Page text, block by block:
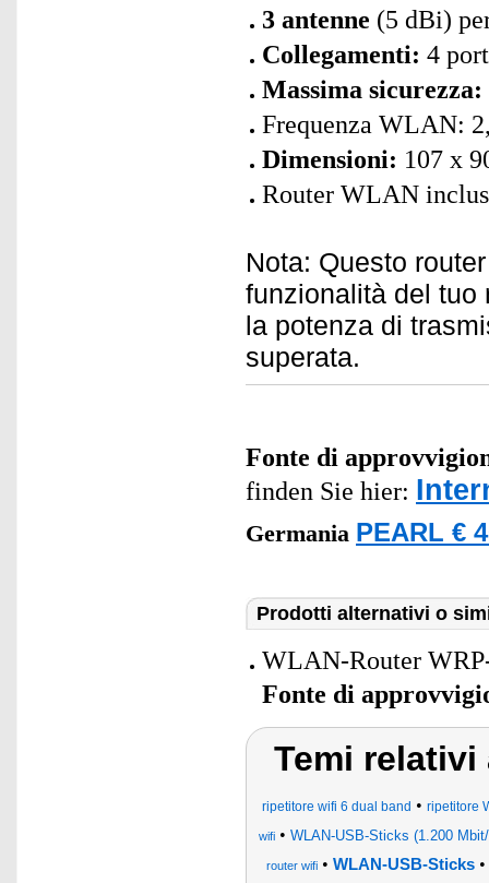
3 antenne (5 dBi)
Collegamenti: 4
Massima sicurezza:
Frequenza WLAN:
Dimensioni: 107 x
Router WLAN
Nota: Questo
funzionalità del tuo
la potenza di
superata.
Fonte di
finden Sie hier:
Germania PEARL €
Prodotti alternativi o
WLAN-Router
Fonte di
Temi relativi
ripetitore wifi 6 dual band • ripetitore
wifi• WLAN-USB-Sticks (1.200
router wifi• WLAN-USB-Sticks•